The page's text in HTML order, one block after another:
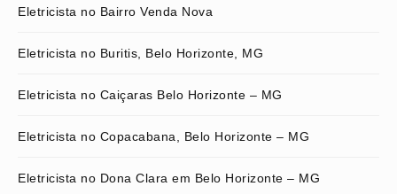
Eletricista no Bairro Venda Nova
Eletricista no Buritis, Belo Horizonte, MG
Eletricista no Caiçaras Belo Horizonte – MG
Eletricista no Copacabana, Belo Horizonte – MG
Eletricista no Dona Clara em Belo Horizonte – MG